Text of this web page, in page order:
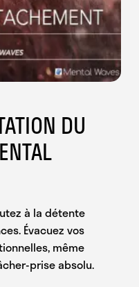
DU
à la détente
Évacuez vos
même
prise absolu.